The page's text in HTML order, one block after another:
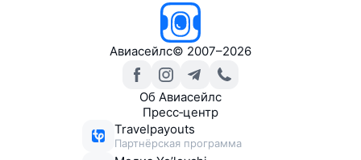
Авиасейлс© 2007–2026
Об Авиасейлс
Пресс‑центр
Travelpayouts
Партнёрская программа